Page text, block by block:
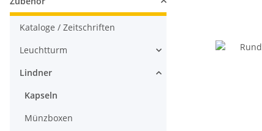
Kataloge / Zeitschriften
Leuchtturm
Lindner
Kapseln
Münzboxen